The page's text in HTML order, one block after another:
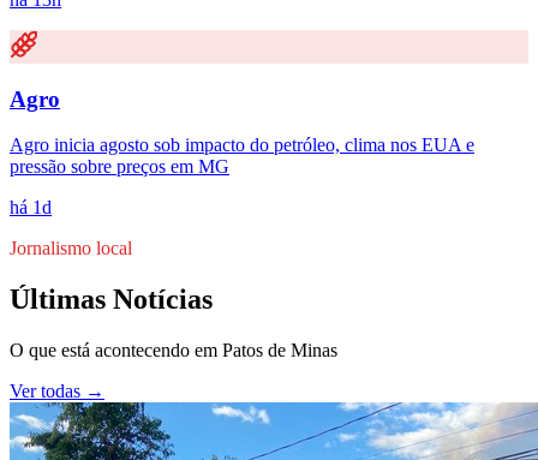
Agro
Agro inicia agosto sob impacto do petróleo, clima nos EUA e
pressão sobre preços em MG
há 1d
Jornalismo local
Últimas Notícias
O que está acontecendo em Patos de Minas
Ver todas →